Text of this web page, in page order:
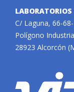
LABORATORIOS
C/ Laguna, 66-
Polígono
28923 Alcorcón